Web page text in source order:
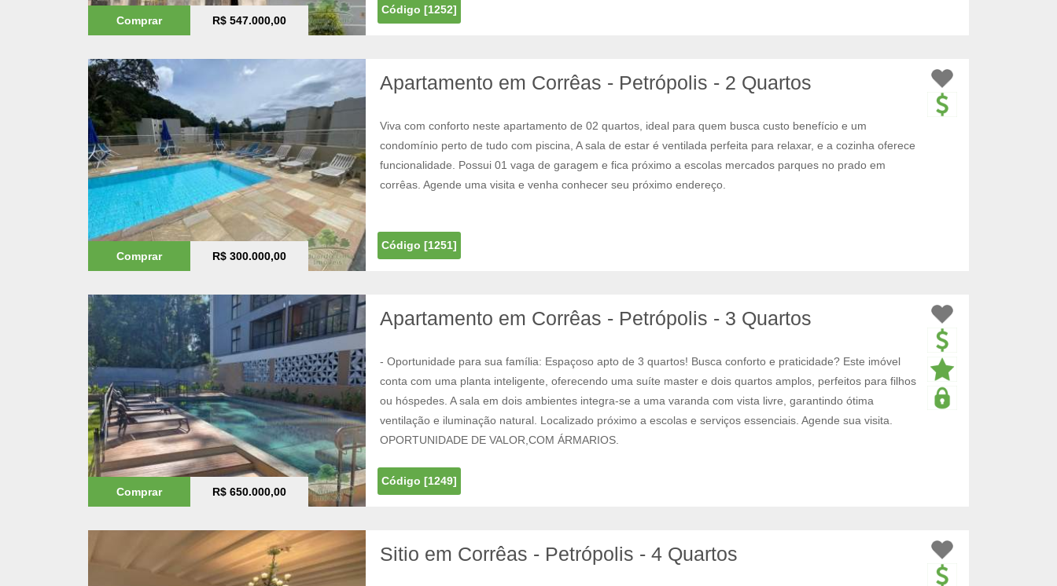
Comprar R$ 547.000,00
Código [1252]
Comprar R$ 300.000,00
Apartamento em Corrêas - Petrópolis - 2 Quartos
Viva com conforto neste apartamento de 02 quartos, ideal para quem busca custo benefício e um
condomínio perto de tudo com piscina, A sala de estar é ventilada perfeita para relaxar, e a cozinha oferece
funcionalidade. Possui 01 vaga de garagem e fica próximo a escolas mercados parques no prado em
corrêas. Agende uma visita e venha conhecer seu próximo endereço.
Código [1251]
Comprar R$ 650.000,00
Apartamento em Corrêas - Petrópolis - 3 Quartos
- Oportunidade para sua família: Espaçoso apto de 3 quartos! Busca conforto e praticidade? Este imóvel
conta com uma planta inteligente, oferecendo uma suíte master e dois quartos amplos, perfeitos para filhos
ou hóspedes. A sala em dois ambientes integra-se a uma varanda com vista livre, garantindo ótima
ventilação e iluminação natural. Localizado próximo a escolas e serviços essenciais. Agende sua visita.
OPORTUNIDADE DE VALOR,COM ÁRMARIOS.
Código [1249]
Sitio em Corrêas - Petrópolis - 4 Quartos